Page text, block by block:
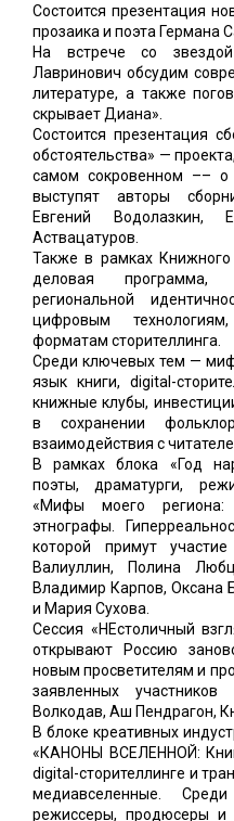
Состоится презентация
прозаика и поэта Германа
На встрече со
Лавринович обсудим
литературе, а также
скрывает Диана».
Состоится презентация
обстоятельства» —
самом сокровенном ––
выступят авторы
Евгений
Аствацатуров.
Также в рамках
деловая программа,
региональной
цифровым
форматам сторителлинга.
Среди ключевых тем —
язык книги, digital-
книжные клубы,
в сохранении
взаимодействия с
В рамках блока «Год
поэты, драматурги,
«Мифы моего региона:
этнографы.
которой примут
Валиуллин, Полина
Владимир Карпов, Оксана
и Мария Сухова.
Сессия «НЕстоличный
открывают Россию
новым просветителям и
заявленных
Волкодав, Аш Пендрагон,
В блоке креативных
«КАНОНЫ ВСЕЛЕННОЙ:
digital-сторителлинге и
медиавселенные.
режиссеры, продюсеры и